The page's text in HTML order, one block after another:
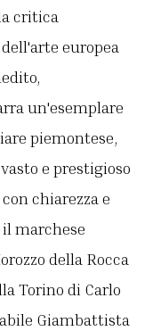
critica
europea
un'esemplare
piemontese,
e prestigioso
chiarezza e
marchese
della Rocca
Torino di Carlo
Giambattista